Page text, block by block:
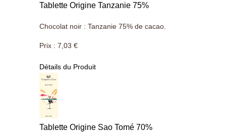
Tablette Origine Tanzanie 75%
Chocolat noir : Tanzanie 75% de cacao.
Prix : 7,03 €
Détails du Produit
Tablette Origine Sao Tomé 70%